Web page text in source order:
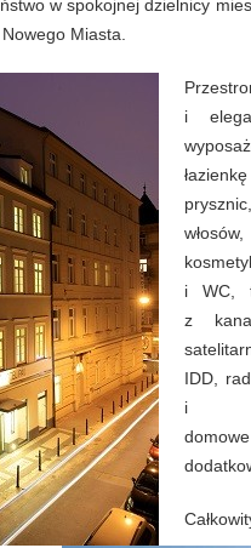
w spokojnej dzielnicy
Miasta.
i
i WC,
z
IDD,
i